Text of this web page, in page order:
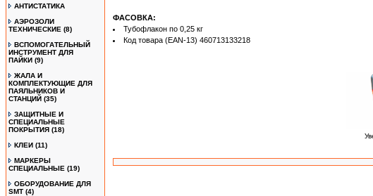
АНТИСТАТИКА
АЭРОЗОЛИ
ТЕХНИЧЕСКИЕ (8)
ВСПОМОГАТЕЛЬНЫЙ
ИНСТРУМЕНТ ДЛЯ
ПАЙКИ (9)
ЖАЛА И
КОМПЛЕКТУЮЩИЕ ДЛЯ
ПАЯЛЬНИКОВ И
СТАНЦИЙ (35)
ЗАЩИТНЫЕ И
СПЕЦИАЛЬНЫЕ
ПОКРЫТИЯ (18)
КЛЕИ (11)
МАРКЕРЫ
СПЕЦИАЛЬНЫЕ (19)
ОБОРУДОВАНИЕ ДЛЯ
SMT (4)
ФАСОВКА:
Тубофлакон по 0,25 кг
Код товара (EAN-13) 460713133218